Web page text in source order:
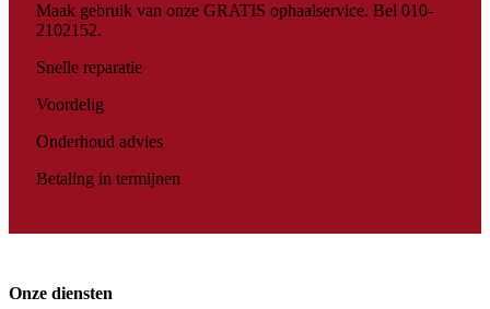
Maak gebruik van onze GRATIS ophaalservice. Bel 010-
2102152.
Snelle reparatie
Voordelig
Onderhoud advies
Betaling in termijnen
Onze diensten